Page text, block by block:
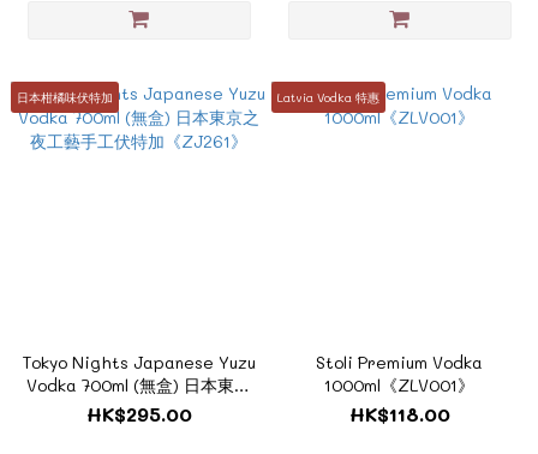
日本柑橘味伏特加
Tokyo Nights Japanese Yuzu
Vodka 700ml (無盒) 日本東京
之夜工藝手工伏特加
《ZJ261》
HK$295.00
Latvia Vodka 特惠
Stoli Premium Vodka
1000ml《ZLV001》
HK$118.00